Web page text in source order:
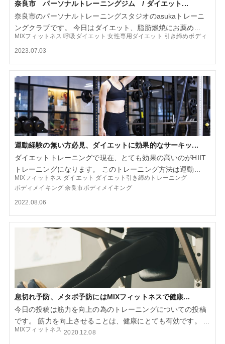
奈良市 パーソナルトレーニングジム / ダイエット...
奈良市のパーソナルトレーニングスタジオのasukaトレーニ
ングクラブです。 今日はダイエット、脂肪燃焼にお薦め...
MIXフィットネス 呼吸ダイエット 女性専用ダイエット 引き締めボディ
2023.07.03
運動経験の無い方必見、ダイエットに効果的なサーキッ...
ダイエットトレーニングで現在、とても効果の高いのがHIIT
トレーニングになります。 このトレーニング方法は運動...
MIXフィットネス ダイエット ダイエット引き締めトレーニング
ボディメイキング 奈良市ボディメイキング
2022.08.06
息切れ予防、メタボ予防にはMIXフィットネスで健康...
今日の投稿は筋力を向上の為のトレーニングについての投稿
です。 筋力を向上させることは、健康にとても有効です。 ...
MIXフィットネス 2020.12.08